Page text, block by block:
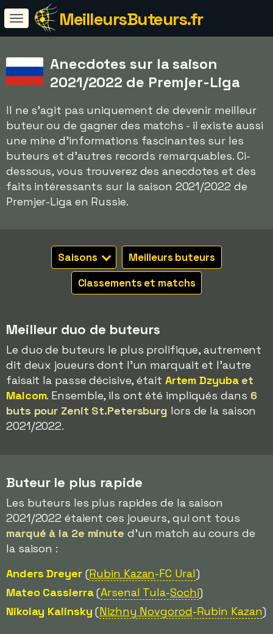
MeilleursButeurs.fr
Anecdotes sur la saison
2021/2022 de Premjer-Liga
Il ne s'agit pas uniquement de devenir meilleur
buteur ou de gagner des matchs - il existe aussi
une mine d'informations fascinantes sur les
buteurs et d'autres records remarquables. Ci-
dessous, vous trouverez des anecdotes et des
faits intéressants sur la saison 2021/2022 de
Premjer-Liga en Russie.
Saisons
Meilleurs buteurs
Classements et matchs
Meilleur duo de buteurs
Le duo de buteurs le plus prolifique, autrement
dit deux joueurs dont l'un marquait et l'autre
faisait la passe décisive, était Artem Dzyubaet
Malcom. Ensemble, ils ont été impliqués dans 6
buts pour Zenit St.Petersburg lors de la saison
2021/2022.
Buteur le plus rapide
Les buteurs les plus rapides de la saison
2021/2022 étaient ces joueurs, qui ont tous
marqué à la 2e minute d'un match au cours de
la saison :
Anders Dreyer(Rubin Kazan-FC Ural)
Mateo Cassierra(Arsenal Tula-Sochi)
Nikolay Kalinsky (Nizhny Novgorod-Rubin Kazan)